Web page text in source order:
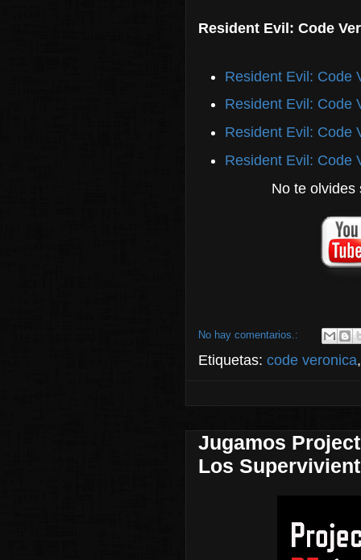
Resident Evil: Code
Resident Evil: Code
Resident Evil: Code
Resident Evil: Code
Resident Evil: Code
No te olvides
No hay comentarios.:
Etiquetas: code veronica
Jugamos
Los